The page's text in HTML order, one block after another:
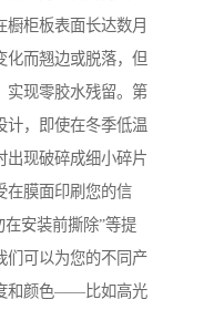
柜板表面长达数月
化而翘边或脱落，但
实现零胶水残留。第
计，即使在冬季低温
出现破碎成细小碎片
在膜面印刷您的信
安装前撕除”等提
们可以为您的不同产
和颜色——比如高光